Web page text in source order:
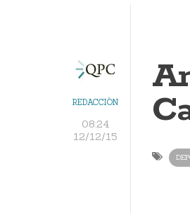
REDACCIÓN
08:24
12/12/15